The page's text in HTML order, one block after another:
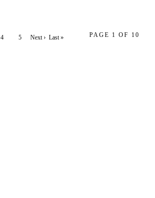
4 5 Next › Last » PAGE 1 OF 10